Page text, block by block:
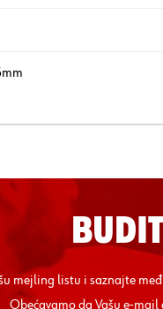
mejling listu i saznajte
Obećavamo da Vašu e-